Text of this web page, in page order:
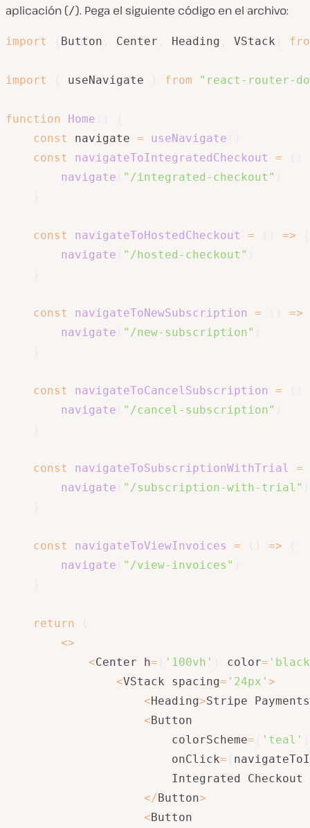
aplicación (/). Pega el siguiente código en el archivo:
import Button Center Heading VStack
import useNavigate from "react-router-
function Home
const
navigate = useNavigate
const
navigateToIntegratedCheckout =
navigate
"/integrated-checkout"
const navigateToHostedCheckout = =>
navigate
"/hosted-checkout"
const navigateToNewSubscription =
=>
navigate
"/new-subscription"
const navigateToCancelSubscription =
navigate
"/cancel-subscription"
const navigateToSubscriptionWithTrial
=
navigate
"/subscription-with-trial"
const navigateToViewInvoices = =>
navigate
"/view-invoices"
return
<>
<Center h= '100vh' color=
<VStack spacing= '24px' >
<Heading>Stripe
< Button
                        colorScheme
= 'teal'
                        onClick
=
                        Integrated Checkout
</ Button>
< Button